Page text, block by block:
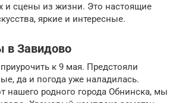
и сцены из жизни. Это настоящие
яркие и интересные.
в Завидово
к 9 мая. Предстояли
да и погода уже наладилась.
нашего родного города Обнинска, мы